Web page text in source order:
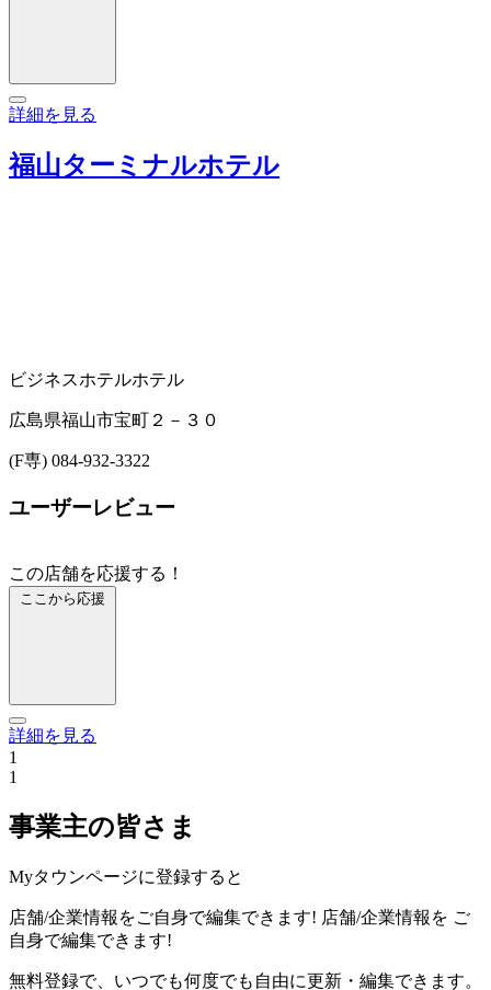
詳細を見る
福山ターミナルホテル
ビジネスホテルホテル
広島県福山市宝町２－３０
(F専) 084-932-3322
ユーザーレビュー
この店舗を応援する！
ここから応援
詳細を見る
1
1
事業主の皆さま
Myタウンページに登録すると
店舗/企業情報をご自身で編集できます! 店舗/企業情報を ご
自身で編集できます!
無料登録で、いつでも何度でも自由に更新・編集できます。